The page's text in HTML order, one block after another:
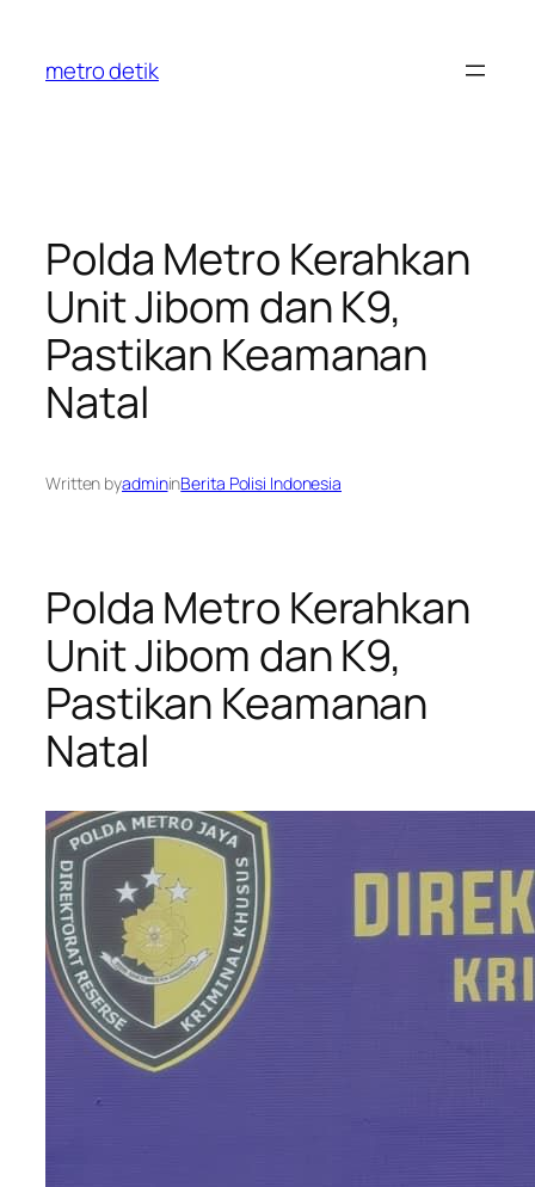
content
metro detik
Polda Metro Kerahkan
Unit Jibom dan K9,
Pastikan Keamanan
Natal
Written byadmininBerita Polisi Indonesia
Polda Metro Kerahkan
Unit Jibom dan K9,
Pastikan Keamanan
Natal